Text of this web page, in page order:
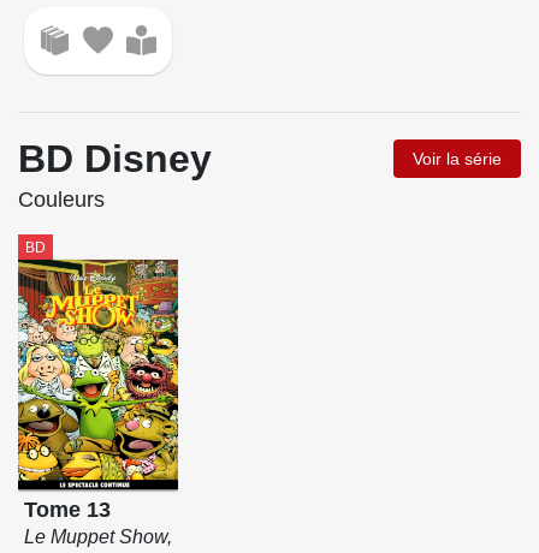
BD Disney Voir la série
Couleurs
BD
Tome 13
Le Muppet Show,